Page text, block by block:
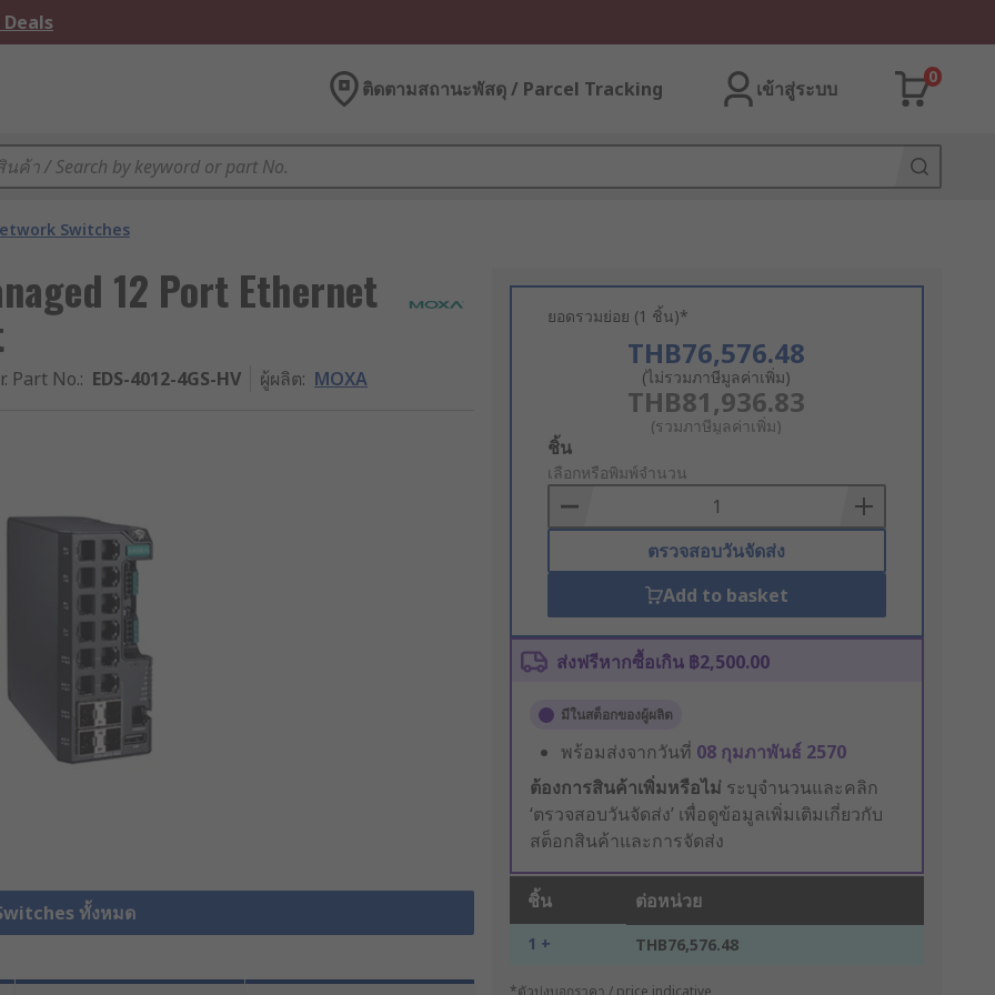
ติดตามสถานะพัสดุ / Parcel Tracking เข้าสู่ระบบ
0
Switches
12 Port Ethernet
Part No.: EDS-4012-4GS-HV ผู้ผลิต: MOXA
ทั้งหมด
ยอดรวมย่อย (1 ชิ้น)*
THB76,576.48
(ไม่รวมภาษีมูลค่าเพิ่ม)
THB81,936.83
(รวมภาษีมูลค่าเพิ่ม)
Add
to
Basket
ชิ้น
เลือกหรือพิมพ์จำนวน
ตรวจสอบวันจัดส่ง
Add to basket
ส่งฟรีหากซื้อเกิน ฿2,500.00
มีในสต็อกของผู้ผลิต
พร้อมส่งจากวันที่ 08 กุมภาพันธ์ 2570
ต้องการสินค้าเพิ่มหรือไม่ ระบุจำนวนและคลิก
‘ตรวจสอบวันจัดส่ง’ เพื่อดูข้อมูลเพิ่มเติมเกี่ยวกับ
สต็อกสินค้าและการจัดส่ง
ชิ้น ต่อหน่วย
1 + THB76,576.48
*ตัวบ่งบอกราคา / price indicative